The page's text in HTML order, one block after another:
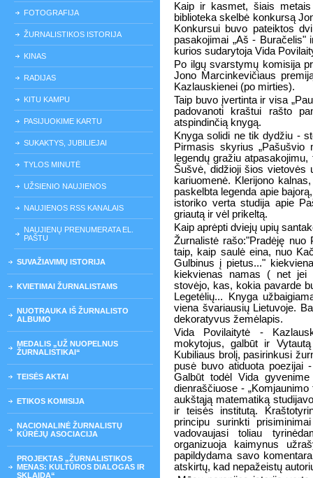
FOTOGRAFIJA
ŽURNALISTIKOS ISTORIJA
KINAS
RADIJAS
KITU KAMPU
PASIJUOKIME KARTU
SUKAKTYS, JUBILIEJAI
TYLOS MINUTĖ
UŽSIENIO NAUJIENOS
NAUJIENOS RSS KANALAIS
NAUJIENŲ PRENUMERATA EL.
PAŠTU
SUVAŽIAVIMŲ ISTORIJA
KVIETIMAI ŽURNALISTAMS
NUOTRAUKA IŠ ŽURNALISTO
ALBUMO
MEDALIS „UŽ NUOPELNUS
ŽURNALISTIKAI“
TEISĖS AKTAI
ETIKOS KOMISIJA
NACIONALINĖ ŽURNALISTŲ
KŪRĖJŲ ASOCIACIJA
PROJEKTAS „ŽURNALISTIKOS
MENAS: KULTŪROS DIALOGAS IR
SKLAIDA“
Kaip ir kasmet, šiais
biblioteka skelbė konkursą
Konkursui buvo pateiktos
pasakojimai „Aš - Buračelis"
kurios sudarytoja Vida
Po ilgų svarstymų komisija
Jono Marcinkevičiaus
Kazlauskienei (po mirties).
Taip buvo įvertinta ir visa
padovanoti kraštui rašto
atspindinčią knygą.
Knyga solidi ne tik dydžiu -
Pirmasis skyrius „Pašušvio
legendų gražiu
Šušvė, didžioji šios vietovės
kariuomenė. Klerijono
paskelbta legenda apie
istoriko verta studija apie
griautą ir vėl prikeltą.
Kaip aprėpti dviejų upių
Žurnalistė rašo:"Pradėję
taip, kaip saulė eina, nuo
Gulbinus į pietus..."
kiekvienas namas ( net jei
stovėjo, kas, kokia pavarde
Legetėlių... Knyga
viena švariausių Lietuvoje.
dekoratyvus žemėlapis.
Vida Povilaitytė -
mokytojus, galbūt ir
Kubiliaus brolį, pasirinkusi
pusė buvo atiduota poezijai
Galbūt todėl Vida
dienraščiuose -
aukštąją matematiką
ir teisės institutą.
principu surinkti
vadovaujasi toliau
organizuoja kaimynus
papildydama savo
atskirtų, kad nepažeistų